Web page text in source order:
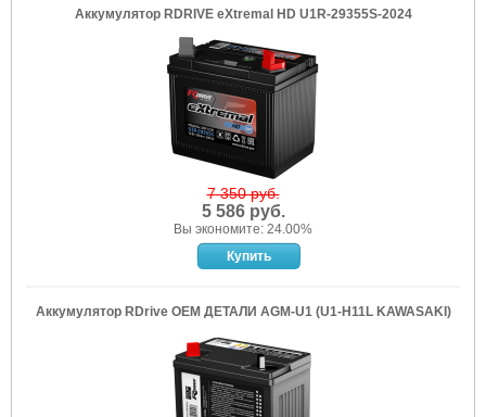
Аккумулятор RDRIVE eXtremal HD U1R-29355S-2024
7 350 руб.
5 586 руб.
Вы экономите: 24.00%
Аккумулятор RDrive OEM ДЕТАЛИ AGM-U1 (U1-H11L KAWASAKI)